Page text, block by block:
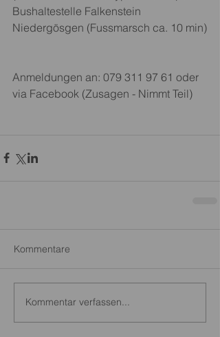
Bushaltestelle Falkenstein
Niedergösgen (Fussmarsch ca. 10 min)
Anmeldungen an: 079 311 97 61 oder
via Facebook (Zusagen - Nimmt Teil)
Kommentare
Kommentar verfassen...